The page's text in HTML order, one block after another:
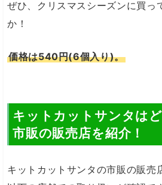
ぜひ、クリスマスシーズンに買っ
か！
価格は540円(6個入り)。
キットカットサンタは
市販の販売店を紹介！
キットカットサンタの市販の販売